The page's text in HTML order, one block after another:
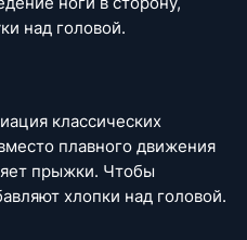
над головой.
классических
плавного движения
прыжки. Чтобы
хлопки над головой.